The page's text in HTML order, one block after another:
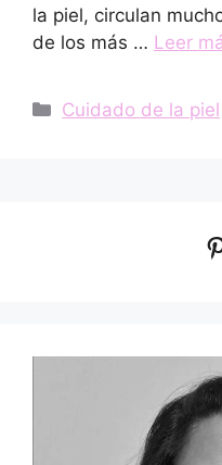
la piel, circulan
de los más … Leer
Categorías
Cuidado de la piel